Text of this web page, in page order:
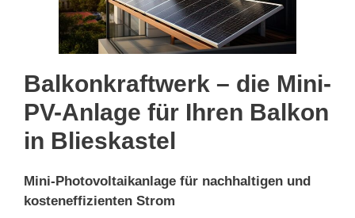
Balkonkraftwerk – die Mini-
PV-Anlage für Ihren Balkon
in Blieskastel
Mini-Photovoltaikanlage für nachhaltigen und
kosteneffizienten Strom